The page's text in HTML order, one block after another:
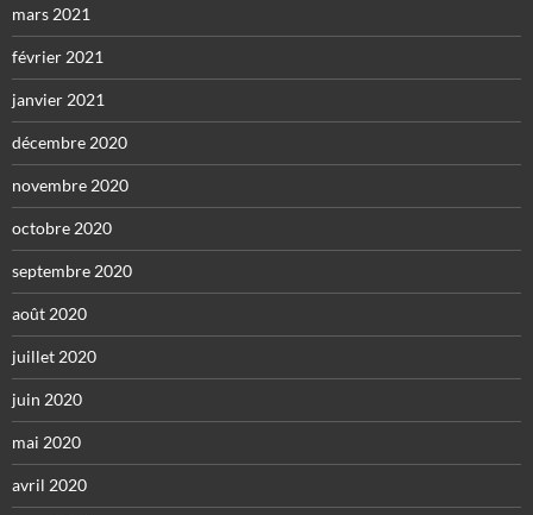
mars 2021
février 2021
janvier 2021
décembre 2020
novembre 2020
octobre 2020
septembre 2020
août 2020
juillet 2020
juin 2020
mai 2020
avril 2020